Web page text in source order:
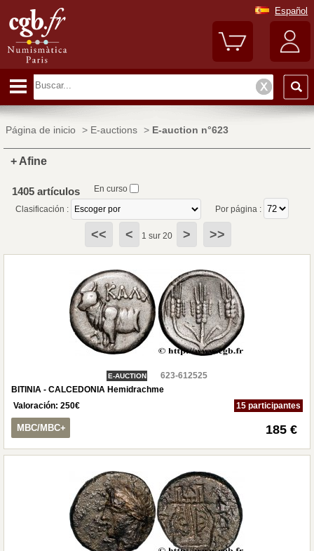
Español
Página de inicio > E-auctions > E-auction n°623
+ Afine
1405 artículos En curso
Clasificación : Por página :
<< < 1 sur 20 > >>
E-AUCTION
623-612525
BITINIA - CALCEDONIA Hemidrachme
Valoración: 250€ 15 participantes
MBC/MBC+ 185 €